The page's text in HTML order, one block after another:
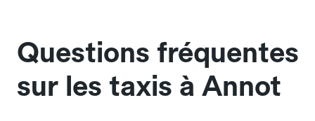
Questions fréquentes
sur les taxis à Annot